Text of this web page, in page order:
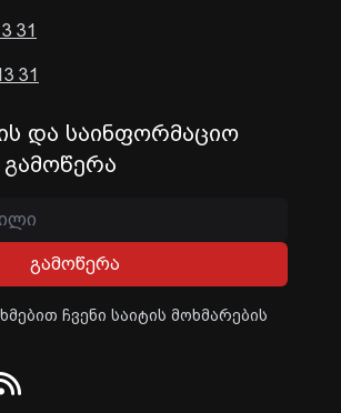
31
31
და საინფორმაციო
გამოწერა
ჩვენი საიტის მოხმარების